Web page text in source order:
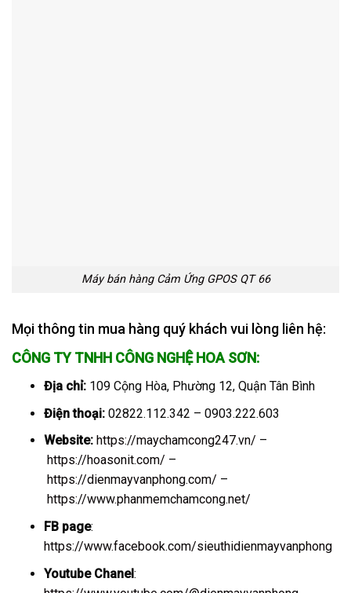
Máy bán hàng Cảm Ứng GPOS QT 66
Mọi thông tin mua hàng quý khách vui lòng liên hệ:
CÔNG TY TNHH CÔNG NGHỆ HOA SƠN:
Địa chỉ:109 Cộng Hòa, Phường 12, Quận Tân Bình
Điện thoại:02822.112.342 – 0903.222.603
Website: https://maychamcong247.vn/ –
https://hoasonit.com/ –
https://dienmayvanphong.com/ –
https://www.phanmemchamcong.net/
FB page:
https://www.facebook.com/sieuthidienmayvanphong
Youtube Chanel: